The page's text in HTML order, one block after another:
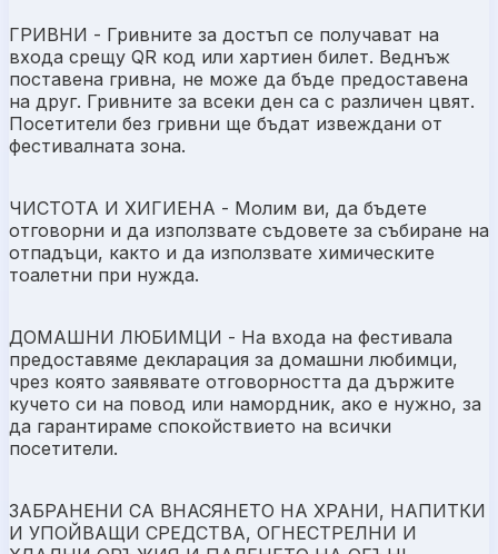
ГРИВНИ - Гривните за достъп се получават на
входа срещу QR код или хартиен билет. Веднъж
поставена гривна, не може да бъде предоставена
на друг. Гривните за всеки ден са с различен цвят.
Посетители без гривни ще бъдат извеждани от
фестивалната зона.
ЧИСТОТА И ХИГИЕНА - Молим ви, да бъдете
отговорни и да използвате съдовете за събиране на
отпадъци, както и да използвате химическите
тоалетни при нужда.
ДОМАШНИ ЛЮБИМЦИ - На входа на фестивала
предоставяме декларация за домашни любимци,
чрез която заявявате отговорността да държите
кучето си на повод или намордник, ако е нужно, за
да гарантираме спокойствието на всички
посетители.
ЗАБРАНЕНИ СА ВНАСЯНЕТО НА ХРАНИ, НАПИТКИ
И УПОЙВАЩИ СРЕДСТВА, ОГНЕСТРЕЛНИ И